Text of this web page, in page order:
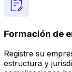
Formación de
Registre su
estructura y